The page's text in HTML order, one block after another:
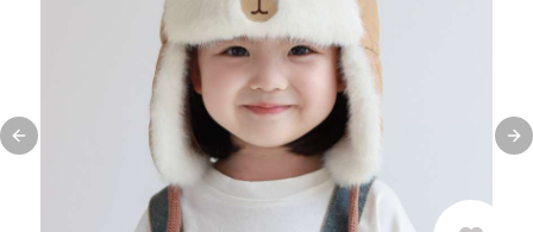
Previous slide